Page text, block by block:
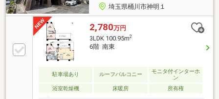
埼玉県桶川市神明１
2,780万円
3LDK 100.95m2
6階 南東
駐車場あり ルーフバルコニー
モニタ付インターホ
ン
浴室乾燥機
床暖房 所有権